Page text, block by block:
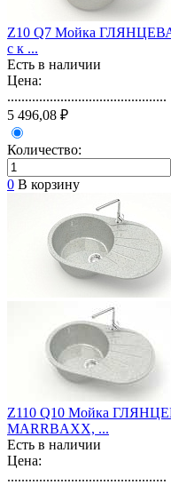
Z10 Q7 Мойка
с к ...
Есть в наличии
Цена:
.............................................
5 496,08 ₽
Количество:
0 В корзину
Z110 Q10 Мойка
MARRBAXX, ...
Есть в наличии
Цена:
.............................................